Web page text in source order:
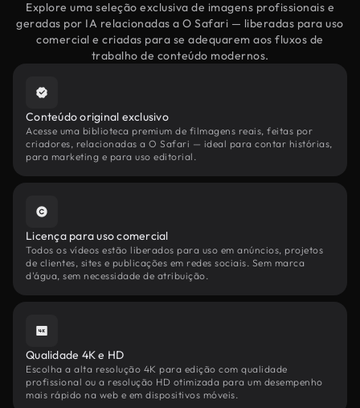
Explore uma seleção exclusiva de imagens profissionais e
geradas por IA relacionadas a O Safari — liberadas para uso
comercial e criadas para se adequarem aos fluxos de
trabalho de conteúdo modernos.
Conteúdo original exclusivo
Acesse uma biblioteca premium de filmagens reais, feitas por
criadores, relacionadas a O Safari — ideal para contar histórias,
para marketing e para uso editorial.
Licença para uso comercial
Todos os vídeos estão liberados para uso em anúncios, projetos
de clientes, sites e publicações em redes sociais. Sem marca
d'água, sem necessidade de atribuição.
Qualidade 4K e HD
Escolha a alta resolução 4K para edição com qualidade
profissional ou a resolução HD otimizada para um desempenho
mais rápido na web e em dispositivos móveis.